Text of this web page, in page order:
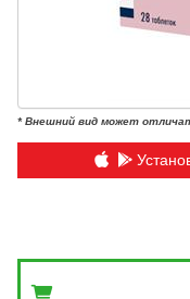
* Внешний вид может